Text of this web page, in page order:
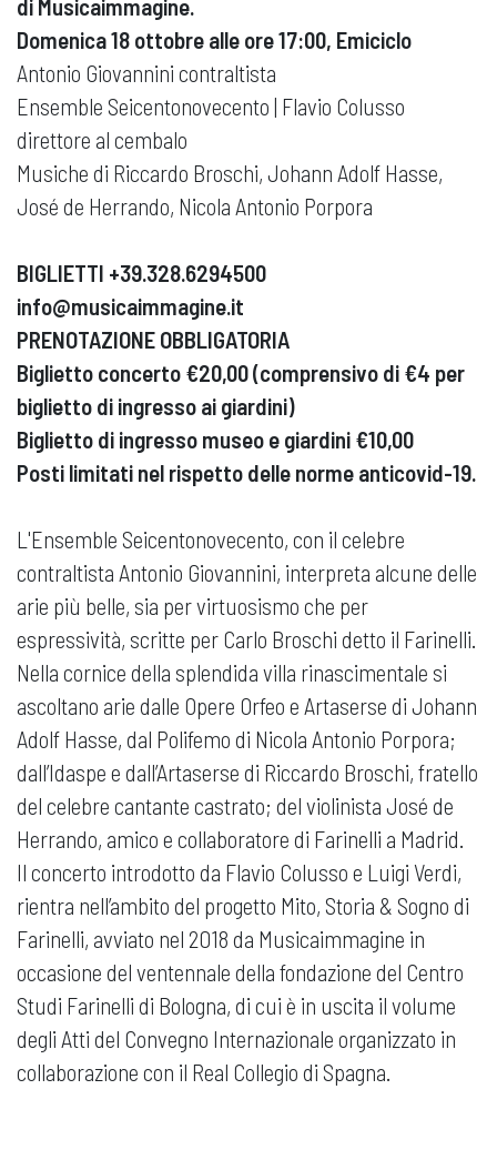
di Musicaimmagine.
Domenica 18 ottobre alle ore 17:00, Emiciclo
Antonio Giovannini contraltista
Ensemble Seicentonovecento | Flavio Colusso
direttore al cembalo
Musiche di Riccardo Broschi, Johann Adolf Hasse,
José de Herrando, Nicola Antonio Porpora
BIGLIETTI +39.328.6294500
info@musicaimmagine.it
PRENOTAZIONE OBBLIGATORIA
Biglietto concerto €20,00 (comprensivo di €4 per
biglietto di ingresso ai giardini)
Biglietto di ingresso museo e giardini €10,00
Posti limitati nel rispetto delle norme anticovid-19.
L'Ensemble Seicentonovecento, con il celebre
contraltista Antonio Giovannini, interpreta alcune delle
arie più belle, sia per virtuosismo che per
espressività, scritte per Carlo Broschi detto il Farinelli.
Nella cornice della splendida villa rinascimentale si
ascoltano arie dalle Opere Orfeo e Artaserse di Johann
Adolf Hasse, dal Polifemo di Nicola Antonio Porpora;
dall’Idaspe e dall’Artaserse di Riccardo Broschi, fratello
del celebre cantante castrato; del violinista José de
Herrando, amico e collaboratore di Farinelli a Madrid.
Il concerto introdotto da Flavio Colusso e Luigi Verdi,
rientra nell’ambito del progetto Mito, Storia & Sogno di
Farinelli, avviato nel 2018 da Musicaimmagine in
occasione del ventennale della fondazione del Centro
Studi Farinelli di Bologna, di cui è in uscita il volume
degli Atti del Convegno Internazionale organizzato in
collaborazione con il Real Collegio di Spagna.